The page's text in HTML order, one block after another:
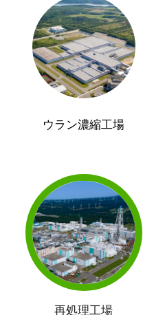
ウラン濃縮工場
再処理工場